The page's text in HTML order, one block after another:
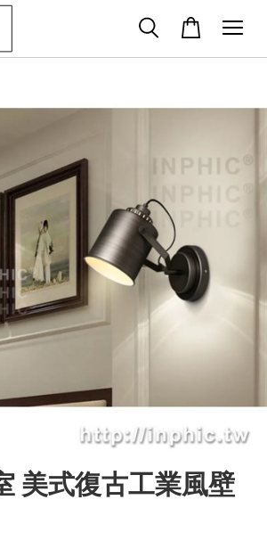
美式復古工業風壁